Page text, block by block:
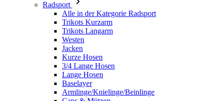
Radsport
Alle in der Kategorie Radsport
Trikots Kurzarm
Trikots Langarm
Westen
Jacken
Kurze Hosen
3/4 Lange Hosen
Lange Hosen
Baselayer
Armlinge/Knielinge/Beinlinge